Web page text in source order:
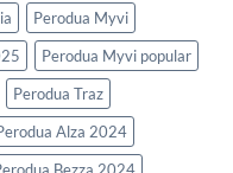
Perodua Myvi
Perodua Myvi popular
Perodua Traz
Alza 2024